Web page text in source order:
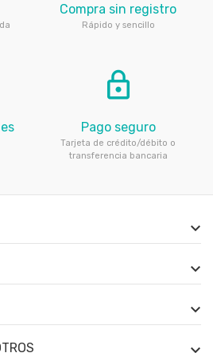
Compra sin registro
Rápido y sencillo
lock_outline
Pago seguro
Tarjeta de crédito/débito o
transferencia bancaria


